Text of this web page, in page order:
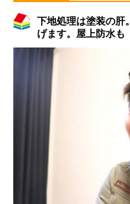
下地処理は塗装の肝
げます。屋上防水も